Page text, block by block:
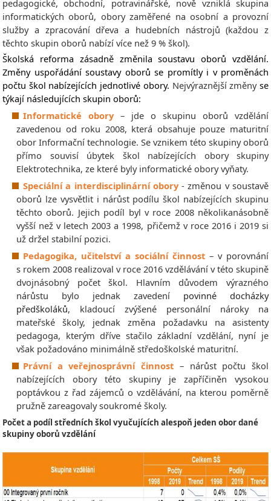
pedagogické, obchodní, potravinářské, nově vzniklá skupina
informatických oborů, obory zaměřené na osobní a provozní
služby a zpracování dřeva a hudebních nástrojů (každou z
těchto skupin oborů nabízí více než 9 % škol).
Školská reforma zásadně změnila soustavu oborů vzdělání.
Změny uspořádání soustavy oborů se promítly i v proměnách
počtu škol nabízejících jednotlivé obory. Nejvýraznější změnyse
týkají následujících skupin oborů:
Informatické obory– jde o skupinu oborů vzdělání
zavedenou od roku 2008, která obsahuje pouze maturitní
obor Informační technologie. Se vznikem této skupiny oborů
přímo souvisí úbytek škol nabízejících obory skupiny
Elektrotechnika, ze které byly informatické obory vyňaty.
Speciální a interdisciplinární obory- změnou v soustavě
oborů lze vysvětlit i nárůst podílu škol nabízejících skupinu
těchto oborů. Jejich podíl byl v roce 2008 několikanásobně
vyšší než v letech 2003 a 1998, přičemž v roce 2016 i 2019 si
už držel stabilní pozici.
Pedagogika, učitelství a sociální činnost – v porovnání
s rokem 2008 realizoval v roce 2016 vzdělávání v této skupině
dvojnásobný počet škol. Hlavním důvodem výrazného
nárůstu bylo jednak zavedení povinné docházky
předškoláků, kladoucí zvýšené personální nároky na
mateřské školy, jednak změna požadavku na asistenty
pedagoga, kterým dříve stačilo základní vzdělání, nyní je
však požadováno minimálně středoškolské maturitní.
Právní a veřejnosprávní činnost – nárůst počtu škol
nabízejících obory této skupiny je zapříčiněn vysokou
poptávkou z řad zájemců o vzdělávání, na kterou poměrně
pružně zareagovaly soukromé školy.
Počet a podíl středních škol vyučujících alespoň jeden obor dané
skupiny oborů vzdělání